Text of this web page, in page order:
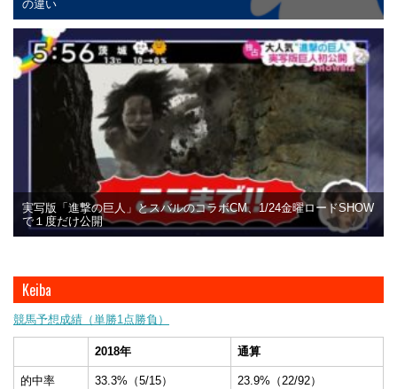
の違い
実写版「進撃の巨人」とスバルのコラボCM、1/24金曜ロードSHOW
で１度だけ公開
Keiba
競馬予想成績（単勝1点勝負）
2018年 通算
的中率 33.3%（5/15） 23.9%（22/92）